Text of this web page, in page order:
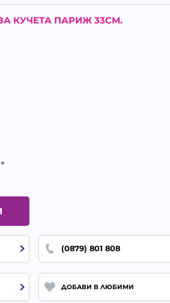
КУЧЕТА ПАРИЖ 33СМ.
(0879) 801 808
ДОБАВИ В ЛЮБИМИ